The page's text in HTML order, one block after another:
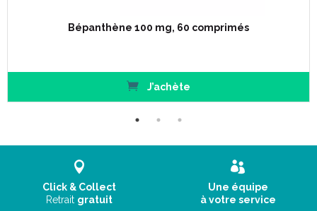
Bépanthène 100 mg, 60 comprimés
J’achète
Click & Collect
Retrait gratuit
Une équipe
à votre service